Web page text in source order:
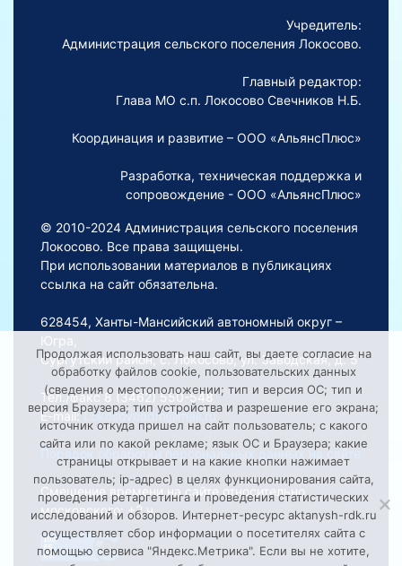
Учредитель:
Администрация сельского поселения Локосово.
Главный редактор:
Глава МО с.п. Локосово Свечников Н.Б.
Координация и развитие – ООО «АльянсПлюс»
Разработка, техническая поддержка и
сопровождение - ООО «АльянсПлюс»
© 2010-2024 Администрация сельского поселения
Локосово. Все права защищены.
При использовании материалов в публикациях
ссылка на сайт обязательна.
628454, Ханты-Мансийский автономный округ –
Югра,
Сургутский район, с. Локосово, ул. Заводская, д. 5
Тел./факс 8 (3462) 550-548
E-mail:Lokosovoadm@mail.ru
Порядок обработки персональных данных на сайте
Смещение времени на сайте относительно
московского: +2 ч.
Продолжая использовать наш сайт, вы даете согласие на
обработку файлов cookie, пользовательских данных
(сведения о местоположении; тип и версия ОС; тип и
версия Браузера; тип устройства и разрешение его экрана;
источник откуда пришел на сайт пользователь; с какого
сайта или по какой рекламе; язык ОС и Браузера; какие
страницы открывает и на какие кнопки нажимает
пользователь; ip-адрес) в целях функционирования сайта,
проведения ретаргетинга и проведения статистических
исследований и обзоров. Интернет-ресурс aktanysh-rdk.ru
осуществляет сбор информации о посетителях сайта с
помощью сервиса "Яндекс.Метрика". Если вы не хотите,